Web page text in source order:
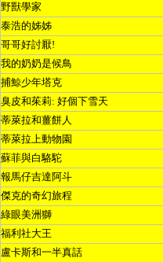
野獸學家
泰浩的姊姊
哥哥好討厭!
我的奶奶是候鳥
捕鯨少年塔克
臭皮和茱莉: 好個下雪天
蒂萊拉和薑餅人
蒂萊拉上動物園
蘇菲與白駱駝
報馬仔吉達阿斗
傑克的奇幻旅程
綠眼美洲獅
福利社大王
盧卡斯和一半真話